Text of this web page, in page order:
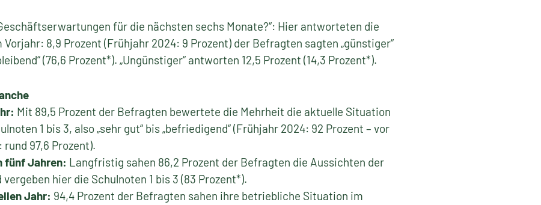
für die nächsten sechs Monate?“: Hier antworteten die
8,9 Prozent (Frühjahr 2024: 9 Prozent) der Befragten sagten „günstiger“
(76,6 Prozent*). „Ungünstiger“ antworten 12,5 Prozent (14,3 Prozent*).
Mit 89,5 Prozent der Befragten bewertete die Mehrheit die aktuelle Situation
1 bis 3, also „sehr gut“ bis „befriedigend“ (Frühjahr 2024: 92 Prozent – vor
97,6 Prozent).
fünf Jahren: Langfristig sahen 86,2 Prozent der Befragten die Aussichten der
hier die Schulnoten 1 bis 3 (83 Prozent*).
Jahr: 94,4 Prozent der Befragten sahen ihre betriebliche Situation im